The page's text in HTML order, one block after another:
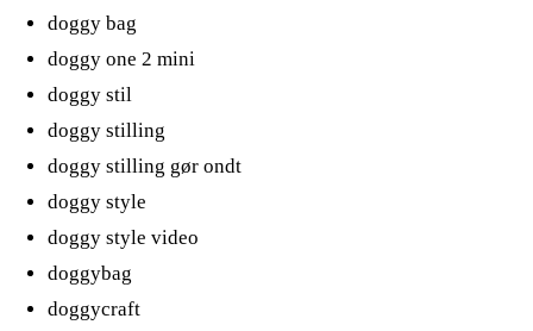
doggy bag
doggy one 2 mini
doggy stil
doggy stilling
doggy stilling gør ondt
doggy style
doggy style video
doggybag
doggycraft